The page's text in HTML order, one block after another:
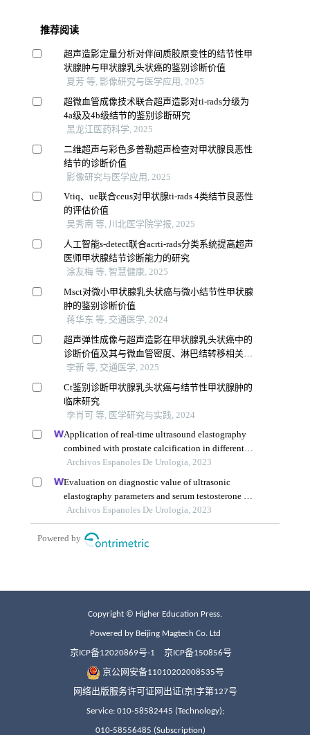
Copyright © Higher Education Press.
Powered by Beijing Magtech Co. Ltd
京ICP备12020869号-1 京ICP备150856号
京公网安备11010202008535号
网络出版服务许可证网出证(京)字第127号
Service: 010-58582445 (Technology);
010-58556485 (Subscription)